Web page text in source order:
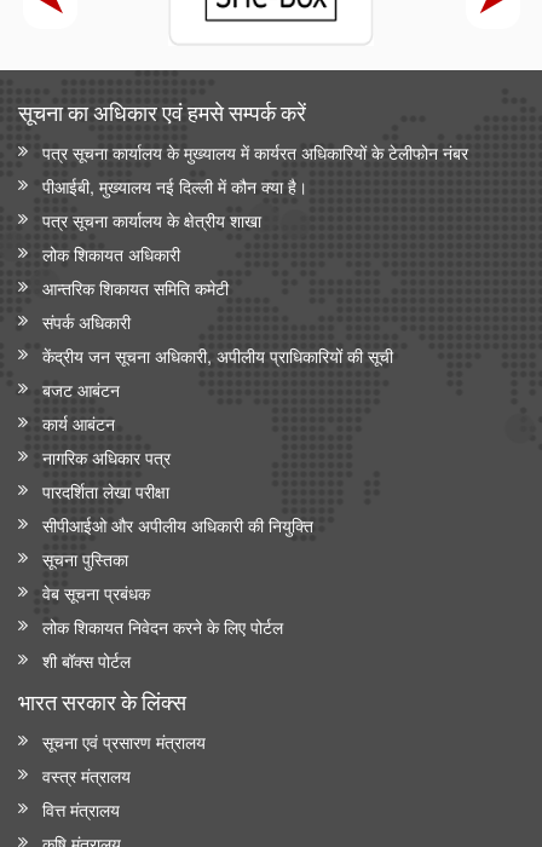
सूचना का अधिकार एवं हमसे सम्‍पर्क करें
पत्र सूचना कार्यालय के मुख्यालय में कार्यरत अधिकारियों के टेलीफोन नंबर
पीआईबी, मुख्यालय नई दिल्ली में कौन क्या है।
पत्र सूचना कार्यालय के क्षेत्रीय शाखा
लोक शिकायत अधिकारी
आन्‍तरिक शिकायत समिति कमेटी
संपर्क अधिकारी
केंद्रीय जन सूचना अधिकारी, अपीलीय प्राधिकारियों की सूची
बजट आबंटन
कार्य आबंटन
नागरिक अधिकार पत्र
पारदर्शिता लेखा परीक्षा
सीपीआईओ और अपी‍लीय अधिकारी की नियुक्ति
सूचना पुस्तिका
वेब सूचना प्रबंधक
लोक शिकायत निवेदन करने के लिए पोर्टल
शी बॉक्स पोर्टल
भारत सरकार के लिंक्‍स
सूचना एवं प्रसारण मंत्रालय
वस्त्र मंत्रालय
वित्त मंत्रालय